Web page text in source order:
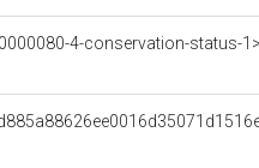
4-conservation-status-1>